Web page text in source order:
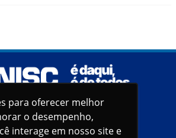
para oferecer melhor
o desempenho,
interage em nosso site e
para oferecer melhor
o desempenho,
interage em nosso site e